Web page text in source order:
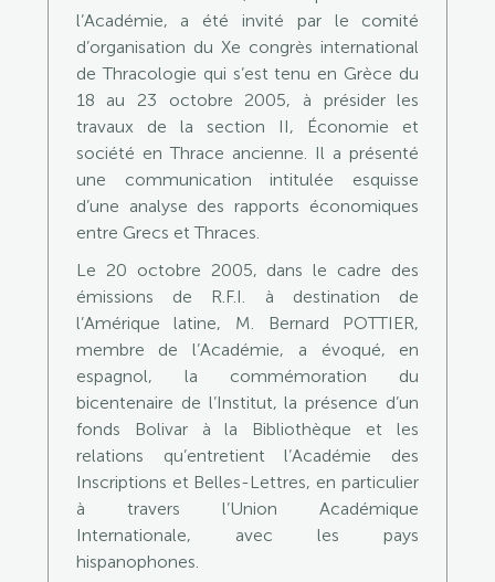
l’Académie, a été invité par le comité
d’organisation du Xe congrès international
de Thracologie qui s’est tenu en Grèce du
18 au 23 octobre 2005, à présider les
travaux de la section II, Économie et
société en Thrace ancienne. Il a présenté
une communication intitulée esquisse
d’une analyse des rapports économiques
entre Grecs et Thraces.
Le 20 octobre 2005, dans le cadre des
émissions de R.F.I. à destination de
l’Amérique latine, M. Bernard POTTIER,
membre de l’Académie, a évoqué, en
espagnol, la commémoration du
bicentenaire de l’Institut, la présence d’un
fonds Bolivar à la Bibliothèque et les
relations qu’entretient l’Académie des
Inscriptions et Belles-Lettres, en particulier
à travers l’Union Académique
Internationale, avec les pays
hispanophones.